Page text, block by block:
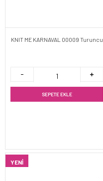
KNIT ME KARNAVAL 00009 Turuncu
SEPETE EKLE
YENI